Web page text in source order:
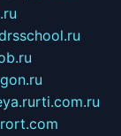
rti.com.ru